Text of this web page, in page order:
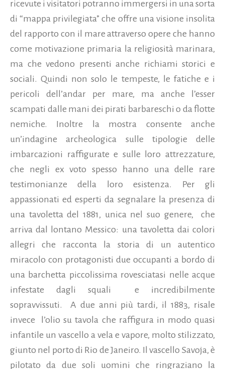
ricevute i visitatori potranno immergersi in una sorta
di “mappa privilegiata” che offre una visione insolita
del rapporto con il mare attraverso opere che hanno
come motivazione primaria la religiosità marinara,
ma che vedono presenti anche richiami storici e
sociali. Quindi non solo le tempeste, le fatiche e i
pericoli dell’andar per mare, ma anche l’esser
scampati dalle mani dei pirati barbareschi o da flotte
nemiche. Inoltre la mostra consente anche
un’indagine archeologica sulle tipologie delle
imbarcazioni raffigurate e sulle loro attrezzature,
che negli ex voto spesso hanno una delle rare
testimonianze della loro esistenza. Per gli
appassionati ed esperti da segnalare la presenza di
una tavoletta del 1881, unica nel suo genere, che
arriva dal lontano Messico: una tavoletta dai colori
allegri che racconta la storia di un autentico
miracolo con protagonisti due occupanti a bordo di
una barchetta piccolissima rovesciatasi nelle acque
infestate dagli squali e incredibilmente
sopravvissuti. A due anni più tardi, il 1883, risale
invece l’olio su tavola che raffigura in modo quasi
infantile un vascello a vela e vapore, molto stilizzato,
giunto nel porto di Rio de Janeiro. Il vascello Savoja, è
pilotato da due soli uomini che ringraziano la